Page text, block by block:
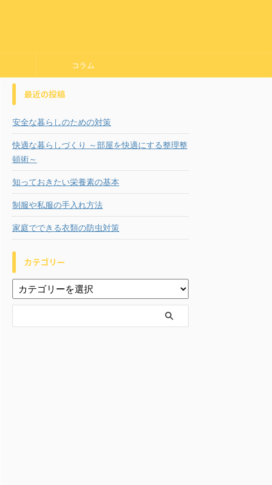
コラム
最近の投稿
安全な暮らしのための対策
快適な暮らしづくり ～部屋を快適にする整理整
頓術～
知っておきたい栄養素の基本
制服や私服の手入れ方法
家庭でできる衣類の防虫対策
カテゴリー